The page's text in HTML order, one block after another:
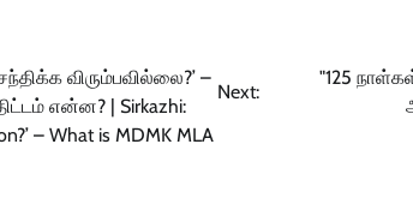
விரும்பவில்லை?’ –
என்ன? | Sirkazhi:
– What is MDMK MLA
Next:
"125